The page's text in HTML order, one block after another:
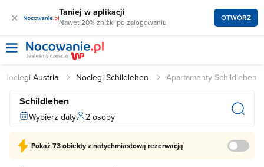
× Taniej w aplikacji
Nawet 20% zniżki po zalogowaniu OTWÓRZ
Noclegi Austria Noclegi Schildlehen Apartamenty Schildlehen
Schildlehen
Wybierz daty 2 osoby
Pokaż73 obiektyz natychmiastową rezerwacją